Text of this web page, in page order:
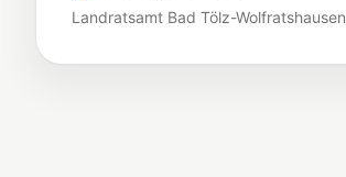
Landratsamt Bad Tölz-Wolfratshausen